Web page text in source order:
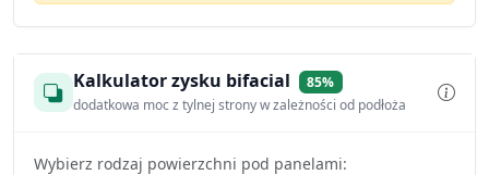
Kalkulator zysku bifacial
85%
dodatkowa moc z tylnej strony w zależności od podłoża
Wybierz rodzaj powierzchni pod panelami: